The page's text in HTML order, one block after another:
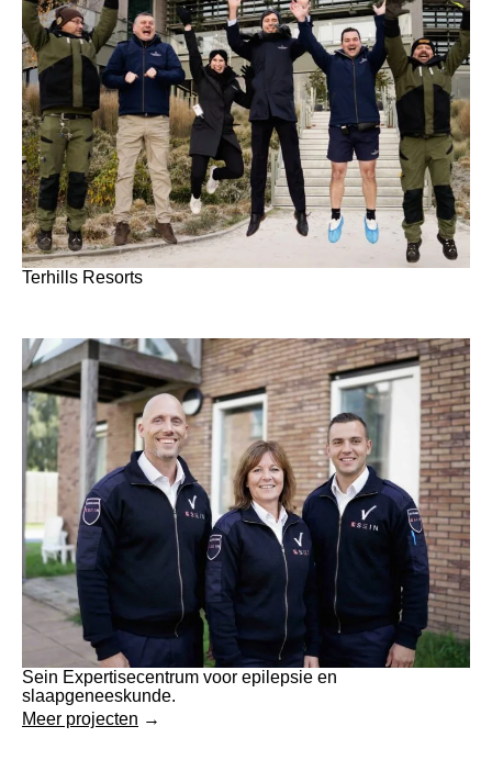
Terhills Resorts
Sein Expertisecentrum voor epilepsie en
slaapgeneeskunde.
Meer projecten →